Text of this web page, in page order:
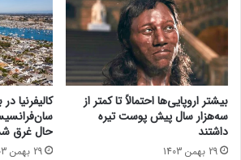
د
ه
ر
چ
د
ا
ر
خ
و
د
ر
بیشتر اروپایی‌ها احتمالاً تا کمتر از
سه‌هزار سال پیش پوست تیره
داشتند
29 بهمن 1403
کالیفرنیا
حال غرق
29 بهمن 1403